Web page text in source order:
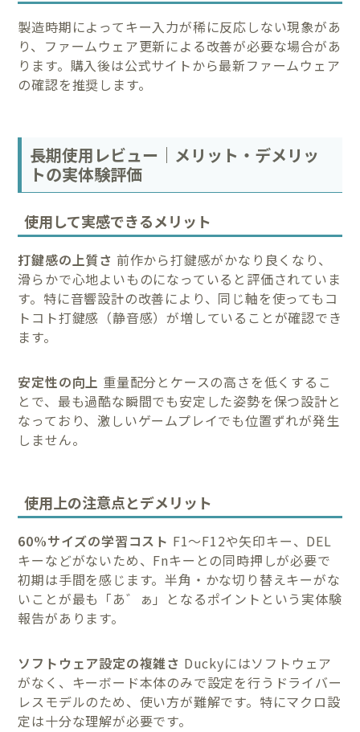
製造時期によってキー入力が稀に反応しない現象があ
り、ファームウェア更新による改善が必要な場合があ
ります。購入後は公式サイトから最新ファームウェア
の確認を推奨します。
長期使用レビュー｜メリット・デメリッ
トの実体験評価
使用して実感できるメリット
打鍵感の上質さ 前作から打鍵感がかなり良くなり、
滑らかで心地よいものになっていると評価されていま
す。特に音響設計の改善により、同じ軸を使ってもコ
トコト打鍵感（静音感）が増していることが確認でき
ます。
安定性の向上 重量配分とケースの高さを低くするこ
とで、最も過酷な瞬間でも安定した姿勢を保つ設計と
なっており、激しいゲームプレイでも位置ずれが発生
しません。
使用上の注意点とデメリット
60%サイズの学習コスト F1～F12や矢印キー、DEL
キーなどがないため、Fnキーとの同時押しが必要で
初期は手間を感じます。半角・かな切り替えキーがな
いことが最も「あ゛ぁ」となるポイントという実体験
報告があります。
ソフトウェア設定の複雑さ Duckyにはソフトウェア
がなく、キーボード本体のみで設定を行うドライバー
レスモデルのため、使い方が難解です。特にマクロ設
定は十分な理解が必要です。